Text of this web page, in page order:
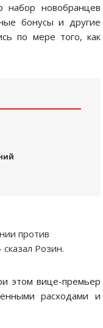
набор новобранцев
бонусы и другие
по мере того, как
против
Розин.
этом вице-премьер
расходами и